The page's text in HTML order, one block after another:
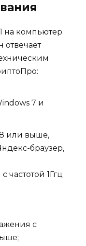
на компьютер
отвечает
7 и
или выше,
браузер,
частотой 1Ггц
с